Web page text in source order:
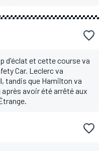
d'éclat et cette course va
Car. Leclerc va
tandis que Hamilton va
avoir été arrêté aux